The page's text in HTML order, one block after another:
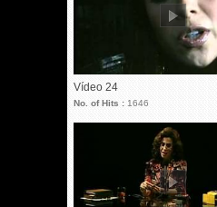
Vídeo 24
No. of Hits : 1646